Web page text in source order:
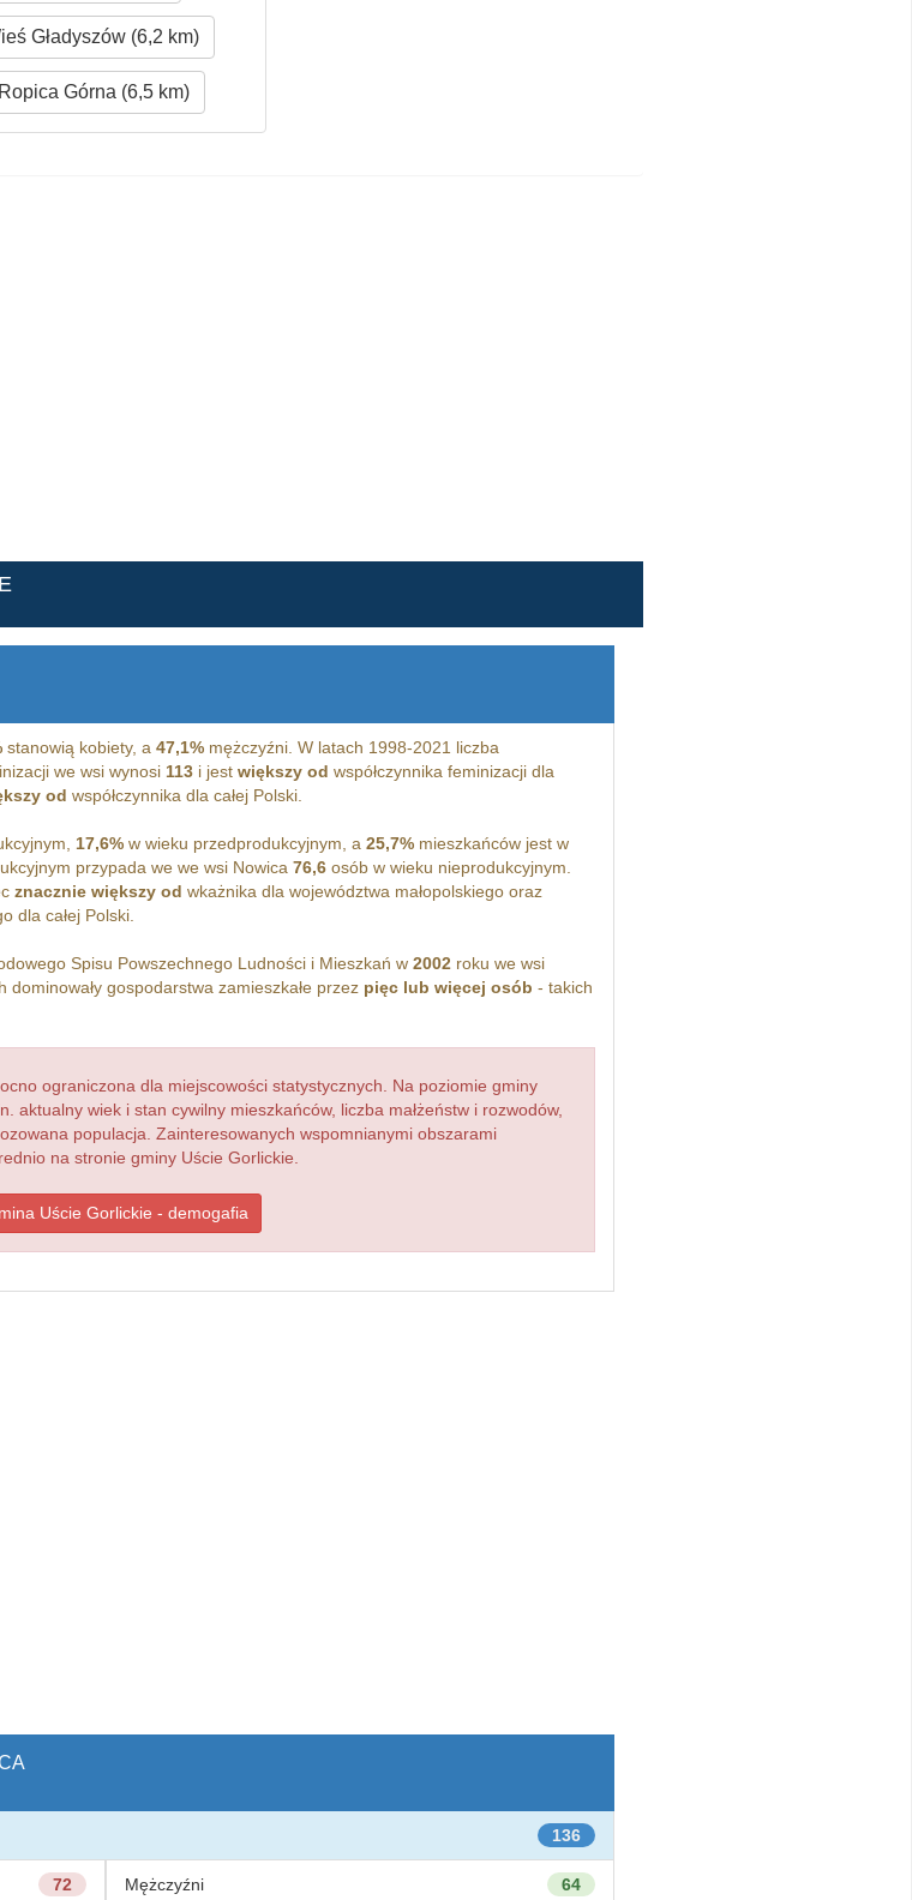
Gładyszów (6,2 km)
Górna (6,5 km)
stanowią kobiety, a 47,1%mężczyźni. W latach 1998-2021 liczba
we wsi wynosi 113i jest większy od współczynnika feminizacji dla
od współczynnika dla całej Polski.
17,6%w wieku przedprodukcyjnym, a 25,7%mieszkańców jest w
przypada we we wsi Nowica 76,6osób w wieku nieprodukcyjnym.
znacznie większy od wkażnika dla województwa małopolskiego oraz
dla całej Polski.
Spisu Powszechnego Ludności i Mieszkań w 2002roku we wsi
gospodarstwa zamieszkałe przez pięc lub więcej osób - takich
ograniczona dla miejscowości statystycznych. Na poziomie gminy
aktualny wiek i stan cywilny mieszkańców, liczba małżeństw i rozwodów,
populacja. Zainteresowanych wspomnianymi obszarami
na stronie gminy Uście Gorlickie.
Uście Gorlickie - demogafia
136
72 64
Mężczyźni